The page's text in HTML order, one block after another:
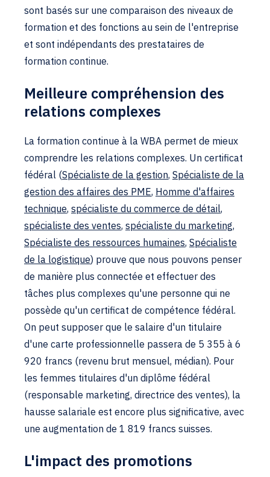
sont basés sur une comparaison des niveaux de
formation et des fonctions au sein de l'entreprise
et sont indépendants des prestataires de
formation continue.
Meilleure compréhension des
relations complexes
La formation continue à la WBA permet de mieux
comprendre les relations complexes. Un certificat
fédéral (Spécialiste de la gestion, Spécialiste de la
gestion des affaires des PME, Homme d'affaires
technique, spécialiste du commerce de détail,
spécialiste des ventes, spécialiste du marketing,
Spécialiste des ressources humaines, Spécialiste
de la logistique) prouve que nous pouvons penser
de manière plus connectée et effectuer des
tâches plus complexes qu'une personne qui ne
possède qu'un certificat de compétence fédéral.
On peut supposer que le salaire d'un titulaire
d'une carte professionnelle passera de 5 355 à 6
920 francs (revenu brut mensuel, médian). Pour
les femmes titulaires d'un diplôme fédéral
(responsable marketing, directrice des ventes), la
hausse salariale est encore plus significative, avec
une augmentation de 1 819 francs suisses.
L'impact des promotions